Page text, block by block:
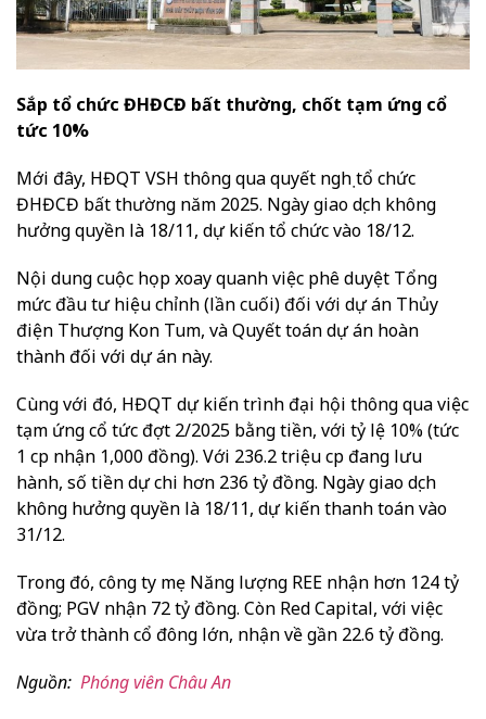
Sắp tổ chức ĐHĐCĐ bất thường, chốt tạm ứng cổ
tức 10%
Mới đây, HĐQT VSH thông qua quyết nghị tổ chức
ĐHĐCĐ bất thường năm 2025. Ngày giao dịch không
hưởng quyền là 18/11, dự kiến tổ chức vào 18/12.
Nội dung cuộc họp xoay quanh việc phê duyệt Tổng
mức đầu tư hiệu chỉnh (lần cuối) đối với dự án Thủy
điện Thượng Kon Tum, và Quyết toán dự án hoàn
thành đối với dự án này.
Cùng với đó, HĐQT dự kiến trình đại hội thông qua việc
tạm ứng cổ tức đợt 2/2025 bằng tiền, với tỷ lệ 10% (tức
1 cp nhận 1,000 đồng). Với 236.2 triệu cp đang lưu
hành, số tiền dự chi hơn 236 tỷ đồng. Ngày giao dịch
không hưởng quyền là 18/11, dự kiến thanh toán vào
31/12.
Trong đó, công ty mẹ Năng lượng REE nhận hơn 124 tỷ
đồng; PGV nhận 72 tỷ đồng. Còn Red Capital, với việc
vừa trở thành cổ đông lớn, nhận về gần 22.6 tỷ đồng.
Nguồn: Phóng viên Châu An